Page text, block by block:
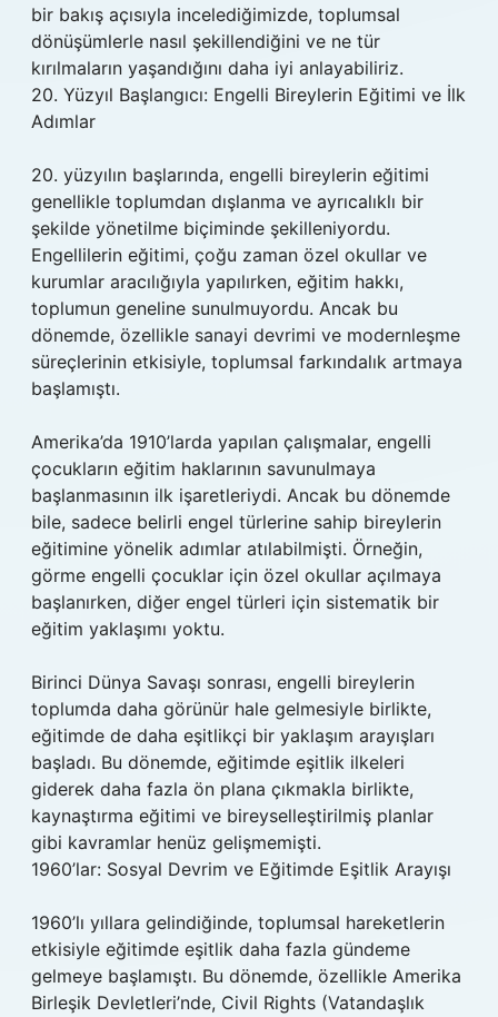
bir bakış açısıyla incelediğimizde, toplumsal
dönüşümlerle nasıl şekillendiğini ve ne tür
kırılmaların yaşandığını daha iyi anlayabiliriz.
20. Yüzyıl Başlangıcı: Engelli Bireylerin Eğitimi ve İlk
Adımlar
20. yüzyılın başlarında, engelli bireylerin eğitimi
genellikle toplumdan dışlanma ve ayrıcalıklı bir
şekilde yönetilme biçiminde şekilleniyordu.
Engellilerin eğitimi, çoğu zaman özel okullar ve
kurumlar aracılığıyla yapılırken, eğitim hakkı,
toplumun geneline sunulmuyordu. Ancak bu
dönemde, özellikle sanayi devrimi ve modernleşme
süreçlerinin etkisiyle, toplumsal farkındalık artmaya
başlamıştı.
Amerika’da 1910’larda yapılan çalışmalar, engelli
çocukların eğitim haklarının savunulmaya
başlanmasının ilk işaretleriydi. Ancak bu dönemde
bile, sadece belirli engel türlerine sahip bireylerin
eğitimine yönelik adımlar atılabilmişti. Örneğin,
görme engelli çocuklar için özel okullar açılmaya
başlanırken, diğer engel türleri için sistematik bir
eğitim yaklaşımı yoktu.
Birinci Dünya Savaşı sonrası, engelli bireylerin
toplumda daha görünür hale gelmesiyle birlikte,
eğitimde de daha eşitlikçi bir yaklaşım arayışları
başladı. Bu dönemde, eğitimde eşitlik ilkeleri
giderek daha fazla ön plana çıkmakla birlikte,
kaynaştırma eğitimi ve bireyselleştirilmiş planlar
gibi kavramlar henüz gelişmemişti.
1960’lar: Sosyal Devrim ve Eğitimde Eşitlik Arayışı
1960’lı yıllara gelindiğinde, toplumsal hareketlerin
etkisiyle eğitimde eşitlik daha fazla gündeme
gelmeye başlamıştı. Bu dönemde, özellikle Amerika
Birleşik Devletleri’nde, Civil Rights (Vatandaşlık